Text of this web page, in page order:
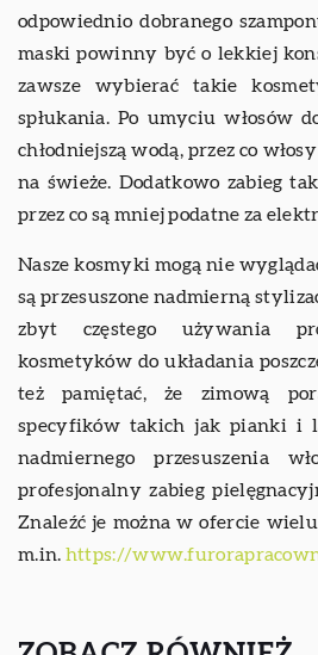
odpowiednio dobranego
maski powinny być o lekkiej
zawsze wybierać takie
spłukania. Po umyciu włosów
chłodniejszą wodą, przez co
na świeże. Dodatkowo zabieg
przez co są mniej podatne za
Nasze kosmyki mogą nie
są przesuszone nadmierną
zbyt częstego używania
kosmetyków do układania
też pamiętać, że zimową
specyfików takich jak pianki i
nadmiernego przesuszenia
profesjonalny zabieg
Znaleźć je można w ofercie
m.in. https://